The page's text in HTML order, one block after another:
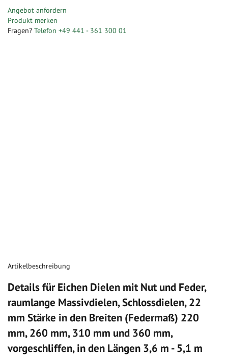
Ende
der
Bildergalerie
Zum
Anfang
der
Angebot anfordern
Produkt merken
Fragen? Telefon +49 441 - 361 300 01
Artikelbeschreibung
Details für Eichen Dielen mit Nut und Feder,
raumlange Massivdielen, Schlossdielen, 22
mm Stärke in den Breiten (Federmaß) 220
mm, 260 mm, 310 mm und 360 mm,
vorgeschliffen, in den Längen 3,6 m - 5,1 m